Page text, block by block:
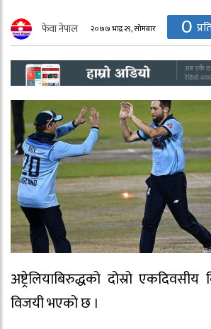
फेवा नेपाल २०७७ भाद्र २९, सोमबार 0
अष्ट्रेलियाबिरुद्धको दोस्रो
विजयी भएको छ ।